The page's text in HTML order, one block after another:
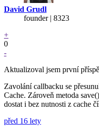
David Grudl
founder | 8323
+
0
-
Aktualizoval jsem první
Zavolání callbacku se
Cache. Zároveň metoda
dostat i bez nutnosti z cache
před 16 lety